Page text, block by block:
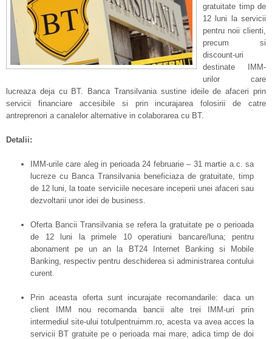
gratuitate timp de
12 luni la servicii
pentru noii clienti,
precum si
discount-uri
destinate IMM-
urilor care
lucreaza deja cu BT. Banca Transilvania sustine ideile de afaceri prin
servicii financiare accesibile si prin incurajarea folosirii de catre
antreprenori a canalelor alternative in colaborarea cu BT.
Detalii:
IMM-urile care aleg in perioada 24 februarie – 31 martie a.c. sa
lucreze cu Banca Transilvania beneficiaza de gratuitate, timp
de 12 luni, la toate serviciile necesare inceperii unei afaceri sau
dezvoltarii unor idei de business.
Oferta Bancii Transilvania se refera la gratuitate pe o perioada
de 12 luni la primele 10 operatiuni bancare/luna; pentru
abonament pe un an la BT24 Internet Banking si Mobile
Banking, respectiv pentru deschiderea si administrarea contului
curent.
Prin aceasta oferta sunt incurajate recomandarile: daca un
client IMM nou recomanda bancii alte trei IMM-uri prin
intermediul site-ului totulpentruimm.ro, acesta va avea acces la
servicii BT gratuite pe o perioada mai mare, adica timp de doi